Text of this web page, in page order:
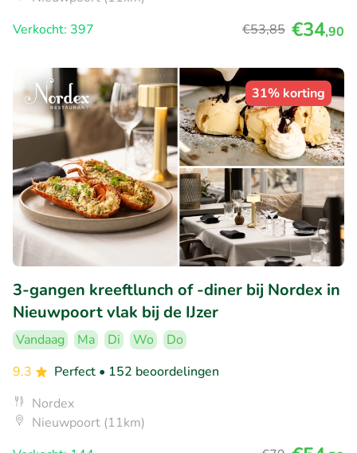
Verkocht: 397
€53,85 €34,90
31% korting
3-gangen kreeftlunch of -diner bij Nordex in
Nieuwpoort vlak bij de IJzer
Vandaag Ma Di Wo
Do
9.3
Perfect • 152 beoordelingen
Nordex
Nieuwpoort (11km)